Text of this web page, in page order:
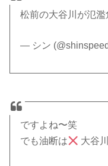
松前の大谷川が氾
— シン
ですよね〜笑
でも油断は
大谷